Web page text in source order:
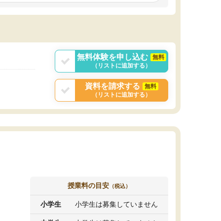
あれば自学自習で
からず辞めること
と感じました。
無料体験を申し込む
無料
（リストに追加する）
資料を請求する
無料
（リストに追加する）
授業料の目安 （税込）
小学生 小学生は募集していません